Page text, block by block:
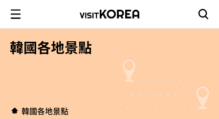
韓國各地景點
韓國各地景點